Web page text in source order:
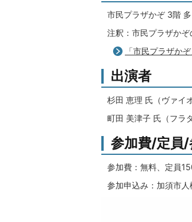
市民プラザかぞ 3階
注釈：市民プラザかぞ
「市民プラザか
出演者
杉田 恵理 氏（ヴァイ
町田 美津子 氏（フラ
参加費/定員
参加費：無料、定員
参加申込み：加須市